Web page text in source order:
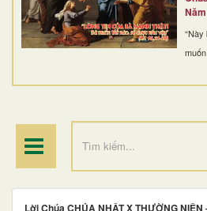
“Này
ĐOÀN THỂ CG
ĐIỂM HÀNH HƯƠNG
Lời Chúa CHÚA NHẬT X THƯỜNG NIÊN